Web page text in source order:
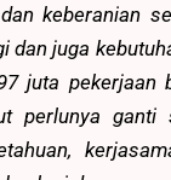
keberanian
juga
juta
perlunya